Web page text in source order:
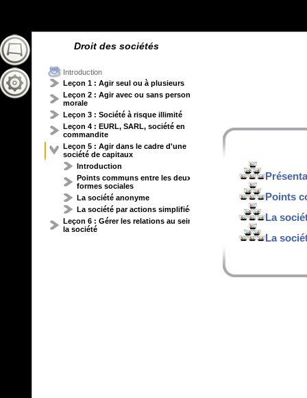
Points
La
La
Droit des sociétés
Introduction
Leçon 1 : Agir seul ou à plusieurs
Leçon 2 : Agir avec ou sans personne
morale
Leçon 3 : Société à risque illimité
Leçon 4 : EURL, SARL, société en
commandite
Leçon 5 : Agir dans le cadre d'une
société de capitaux
Introduction
Points communs entre les deux
formes sociales
La société anonyme
La société par actions simplifiée
Leçon 6 : Gérer les relations au sein de
la société